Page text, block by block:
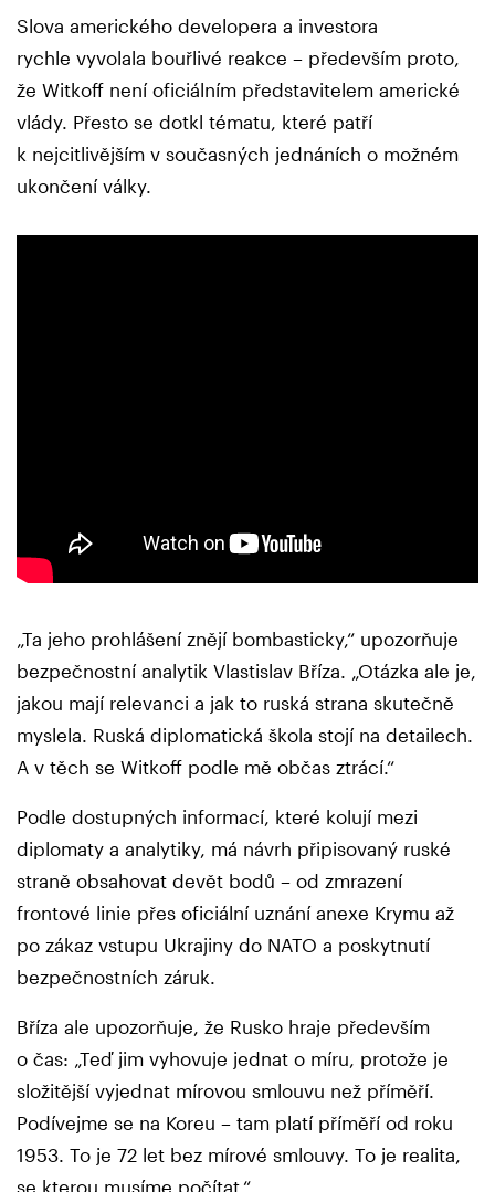
Slova amerického developera a investora
rychle vyvolala bouřlivé reakce – především proto,
že Witkoff není oficiálním představitelem americké
vlády. Přesto se dotkl tématu, které patří
k nejcitlivějším v současných jednáních o možném
ukončení války.
„Ta jeho prohlášení znějí bombasticky,“ upozorňuje
bezpečnostní analytik Vlastislav Bříza. „Otázka ale je,
jakou mají relevanci a jak to ruská strana skutečně
myslela. Ruská diplomatická škola stojí na detailech.
A v těch se Witkoff podle mě občas ztrácí.“
Podle dostupných informací, které kolují mezi
diplomaty a analytiky, má návrh připisovaný ruské
straně obsahovat devět bodů – od zmrazení
frontové linie přes oficiální uznání anexe Krymu až
po zákaz vstupu Ukrajiny do NATO a poskytnutí
bezpečnostních záruk.
Bříza ale upozorňuje, že Rusko hraje především
o čas: „Teď jim vyhovuje jednat o míru, protože je
složitější vyjednat mírovou smlouvu než příměří.
Podívejme se na Koreu – tam platí příměří od roku
1953. To je 72 let bez mírové smlouvy. To je realita,
se kterou musíme počítat.“